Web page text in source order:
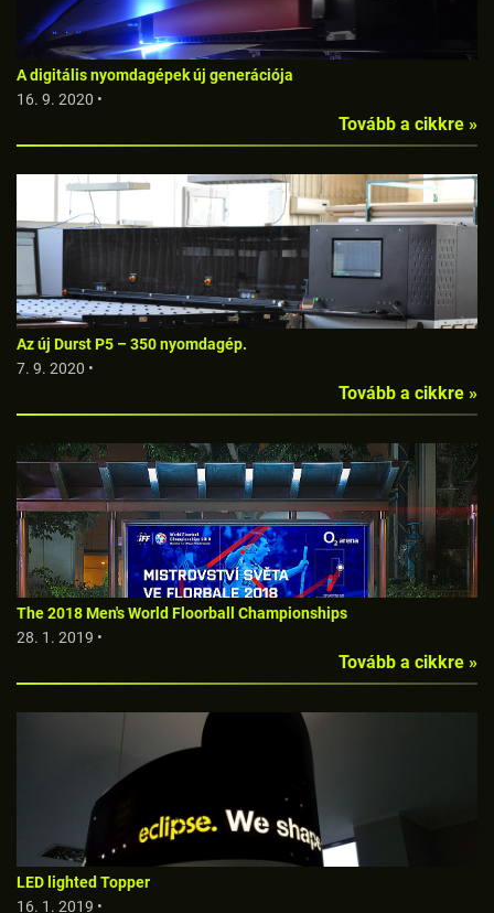
A digitális nyomdagépek új generációja
16. 9. 2020 •
Tovább a cikkre »
Az új Durst P5 – 350 nyomdagép.
7. 9. 2020 •
Tovább a cikkre »
The 2018 Men's World Floorball Championships
28. 1. 2019 •
Tovább a cikkre »
LED lighted Topper
16. 1. 2019 •